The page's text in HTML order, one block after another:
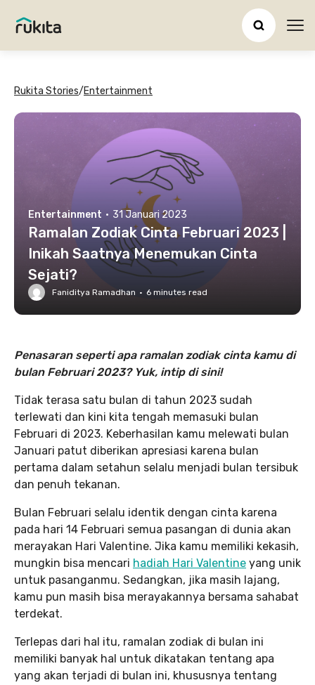
Rukita Stories/Entertainment
Entertainment · 31 Januari 2023
Ramalan Zodiak Cinta Februari 2023 |
Inikah Saatnya Menemukan Cinta
Sejati?
Faniditya Ramadhan · 6 minutes read
Penasaran seperti apa ramalan zodiak cinta kamu di
bulan Februari 2023? Yuk, intip di sini!
Tidak terasa satu bulan di tahun 2023 sudah
terlewati dan kini kita tengah memasuki bulan
Februari di 2023. Keberhasilan kamu melewati bulan
Januari patut diberikan apresiasi karena bulan
pertama dalam setahun selalu menjadi bulan tersibuk
dan penuh tekanan.
Bulan Februari selalu identik dengan cinta karena
pada hari 14 Februari semua pasangan di dunia akan
merayakan Hari Valentine. Jika kamu memiliki kekasih,
mungkin bisa mencari hadiah Hari Valentine yang unik
untuk pasanganmu. Sedangkan, jika masih lajang,
kamu pun masih bisa merayakannya bersama sahabat
terdekat.
Terlepas dari hal itu, ramalan zodiak di bulan ini
memiliki banyak hal untuk dikatakan tentang apa
yang akan terjadi di bulan ini, khususnya tentang